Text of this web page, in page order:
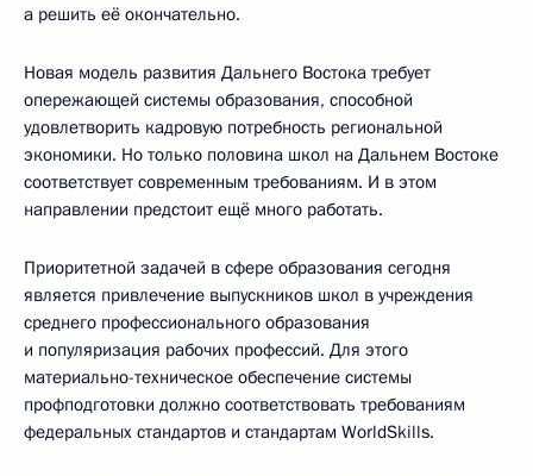
а решить её окончательно.
Новая модель развития Дальнего Востока требует
опережающей системы образования, способной
удовлетворить кадровую потребность региональной
экономики. Но только половина школ на Дальнем Востоке
соответствует современным требованиям. И в этом
направлении предстоит ещё много работать.
Приоритетной задачей в сфере образования сегодня
является привлечение выпускников школ в учреждения
среднего профессионального образования
и популяризация рабочих профессий. Для этого
материально-техническое обеспечение системы
профподготовки должно соответствовать требованиям
федеральных стандартов и стандартам WorldSkills.